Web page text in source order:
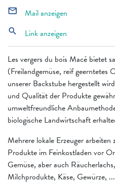
Les vergers du bois Macé bietet
(Freilandgemüse, reif geerntetes
unserer Backstube hergestellt
und Qualität der Produkte
umweltfreundliche
biologische Landwirtschaft
Mehrere lokale Erzeuger
Produkte im Feinkostladen vor
Gemüse, aber auch
Milchprodukte, Käse, Gewürze, ...
mail_outline Mail anzeigen
search Link anzeigen